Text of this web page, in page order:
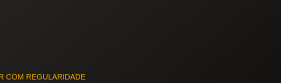
COM REGULARIDADE